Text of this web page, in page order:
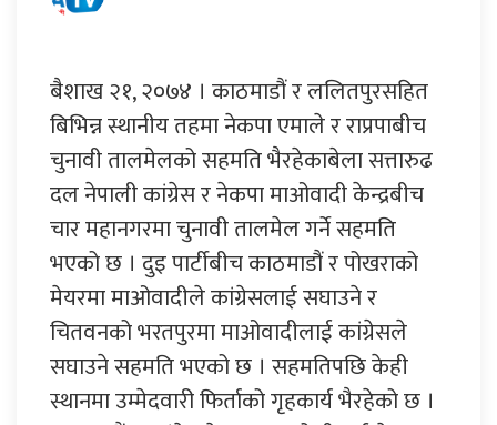
बैशाख २१, २०७४ । काठमाडौं र ललितपुरसहित
बिभिन्न स्थानीय तहमा नेकपा एमाले र राप्रपाबीच
चुनावी तालमेलको सहमति भैरहेकाबेला सत्तारुढ
दल नेपाली कांग्रेस र नेकपा माओवादी केन्द्रबीच
चार महानगरमा चुनावी तालमेल गर्ने सहमति
भएको छ । दुइ पार्टीबीच काठमाडौं र पोखराको
मेयरमा माओवादीले कांग्रेसलाई सघाउने र
चितवनको भरतपुरमा माओवादीलाई कांग्रेसले
सघाउने सहमति भएको छ । सहमतिपछि केही
स्थानमा उम्मेदवारी फिर्ताको गृहकार्य भैरहेको छ ।